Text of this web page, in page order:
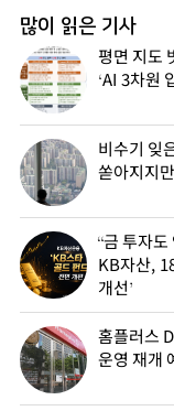
많이 읽은 기사
평면 지도
‘AI 3차원
비수기 잊
쏟아지지
“금 투자
KB자산,
개선’
홈플러스
운영 재개